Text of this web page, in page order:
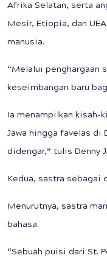
Afrika Selatan, serta
Mesir, Etiopia, dan
manusia.
“Melalui penghargaan
keseimbangan baru
Ia menampilkan kisah-
Jawa hingga favelas di
didengar,” tulis Denny
Kedua, sastra sebagai
Menurutnya, sastra
bahasa.
“Sebuah puisi dari St.